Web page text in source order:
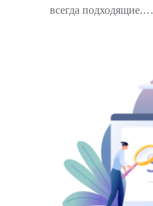
всегда подходящие.…